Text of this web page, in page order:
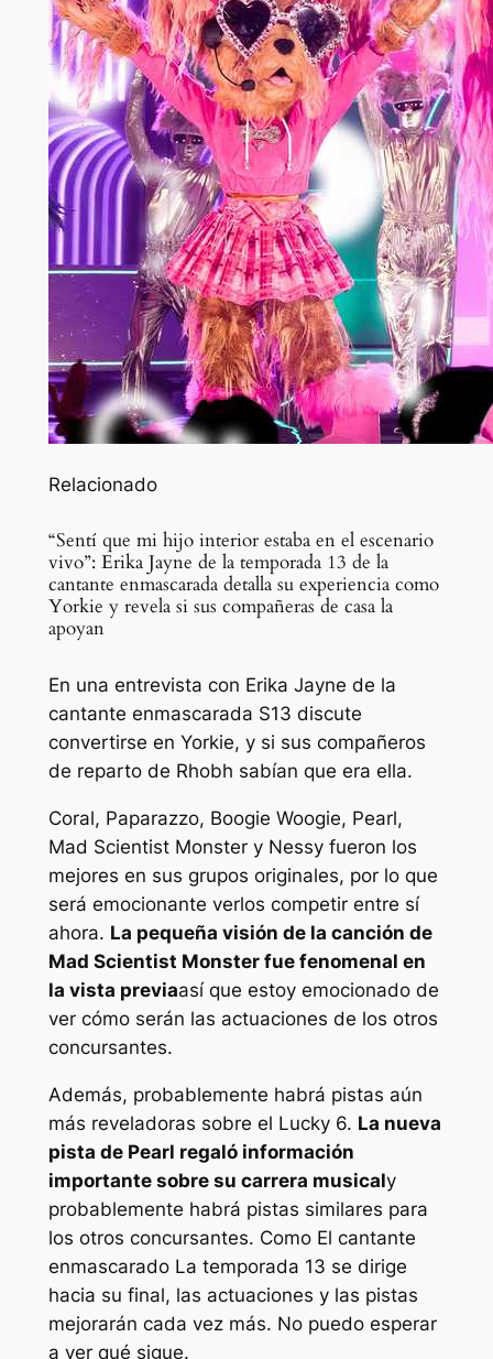
Relacionado
“Sentí que mi hijo interior estaba en el escenario
vivo”: Erika Jayne de la temporada 13 de la
cantante enmascarada detalla su experiencia como
Yorkie y revela si sus compañeras de casa la
apoyan
En una entrevista con Erika Jayne de la
cantante enmascarada S13 discute
convertirse en Yorkie, y si sus compañeros
de reparto de Rhobh sabían que era ella.
Coral, Paparazzo, Boogie Woogie, Pearl,
Mad Scientist Monster y Nessy fueron los
mejores en sus grupos originales, por lo que
será emocionante verlos competir entre sí
ahora. La pequeña visión de la canción de
Mad Scientist Monster fue fenomenal en
la vista previaasí que estoy emocionado de
ver cómo serán las actuaciones de los otros
concursantes.
Además, probablemente habrá pistas aún
más reveladoras sobre el Lucky 6. La nueva
pista de Pearl regaló información
importante sobre su carrera musicaly
probablemente habrá pistas similares para
los otros concursantes. Como El cantante
enmascaradoLa temporada 13 se dirige
hacia su final, las actuaciones y las pistas
mejorarán cada vez más. No puedo esperar
a ver qué sigue.